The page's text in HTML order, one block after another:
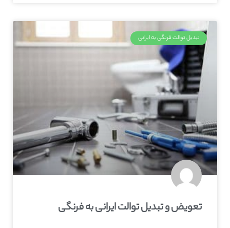
تبدیل توالت فرنگی به ایرانی
تعویض و تبدیل توالت ایرانی به فرنگی